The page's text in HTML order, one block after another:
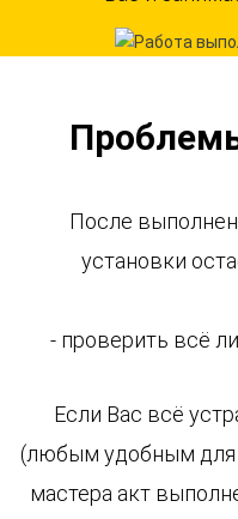
После
установки
- проверить всё
Если Вас всё
(любым удобным для
мастера акт